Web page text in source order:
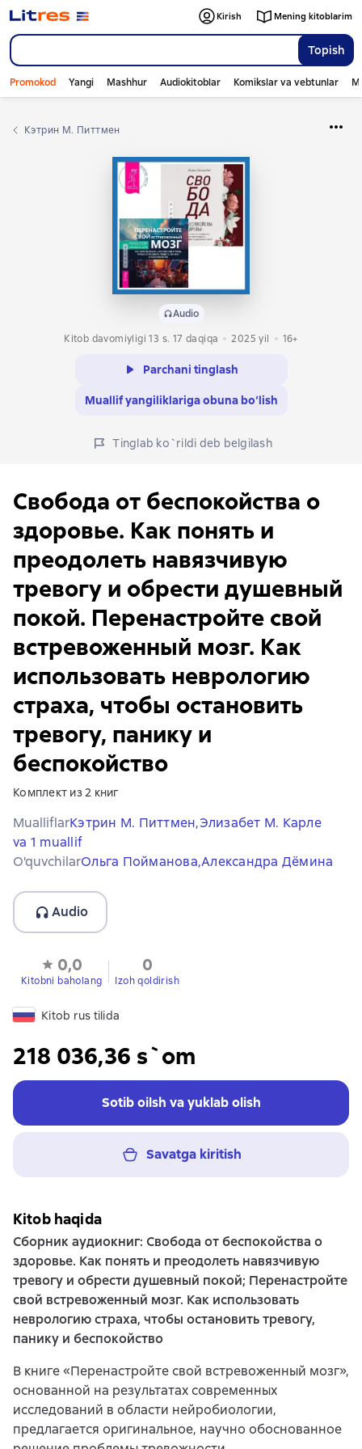
Topish
Kirish Mening kitoblarim
Promokod Yangi Mashhur Audiokitoblar Komikslar va vebtunlar
Кэтрин М. Питтмен
Audio
Kitob davomiyligi 13 s. 17 daqiqa
2025 yil 16+
Parchani tinglash
Muallif yangiliklariga obuna bo‘lish
Tinglab ko`rildi deb belgilash
Свобода от беспокойства о
здоровье. Как понять и
преодолеть навязчивую
тревогу и обрести душевный
покой. Перенастройте свой
встревоженный мозг. Как
использовать неврологию
страха, чтобы остановить
тревогу, панику и
беспокойство
Комплект из 2 книг
MualliflarКэтрин М. Питтмен,Элизабет М. Карле
va 1 muallif
O'quvchilarОльга Пойманова,Александра Дёмина
Audio
0,0
Kitobni baholang
0
Izoh qoldirish
Kitob rus tilida
218 036,36 s`om
Sotib oilsh va yuklab olish
Savatga kiritish
Kitob haqida
Сборник аудиокниг: Свобода от беспокойства о
здоровье. Как понять и преодолеть навязчивую
тревогу и обрести душевный покой; Перенастройте
свой встревоженный мозг. Как использовать
неврологию страха, чтобы остановить тревогу,
панику и беспокойство
В книге «Перенастройте свой встревоженный мозг»,
основанной на результатах современных
исследований в области нейробиологии,
предлагается оригинальное, научно обоснованное